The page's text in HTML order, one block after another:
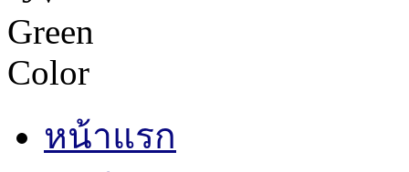
หน้าแรก